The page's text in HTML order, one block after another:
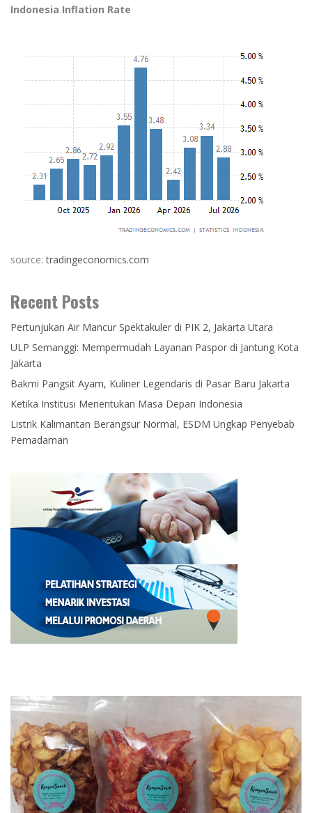
Indonesia Inflation Rate
source:tradingeconomics.com
Recent Posts
Pertunjukan Air Mancur Spektakuler di PIK 2, Jakarta Utara
ULP Semanggi: Mempermudah Layanan Paspor di Jantung Kota
Jakarta
Bakmi Pangsit Ayam, Kuliner Legendaris di Pasar Baru Jakarta
Ketika Institusi Menentukan Masa Depan Indonesia
Listrik Kalimantan Berangsur Normal, ESDM Ungkap Penyebab
Pemadaman